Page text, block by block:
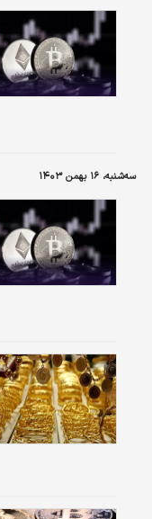
سه‌شنبه، ۱۶ بهمن ۱۴۰۳